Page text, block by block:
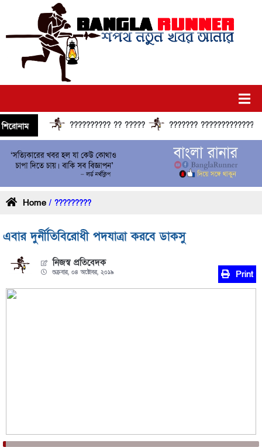
শিরোনাম ?????????? ?? ????? ??????? ??????????????
Home / ?????????
এবার দুর্নীতিবিরোধী পদযাত্রা করবে ডাকসু
নিজস্ব প্রতিবেদক
শুক্রবার, ০৪ অক্টোবর, ২০১৯ Print